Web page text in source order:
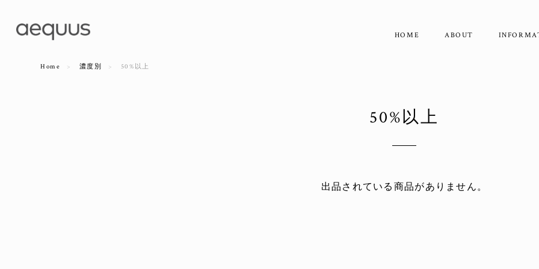
HOME ABOUT
Home 濃度別 50%以上
50%以上
出品されている商品がありません。